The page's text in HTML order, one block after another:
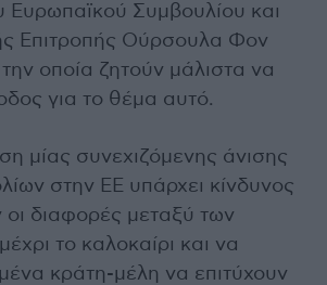
Ευρωπαϊκού Συμβουλίου και
Επιτροπής Ούρσουλα Φον
οποία ζητούν μάλιστα να
για το θέμα αυτό.
μίας συνεχιζόμενης άνισης
στην ΕΕ υπάρχει κίνδυνος
οι διαφορές μεταξύ των
το καλοκαίρι και να
κράτη-μέλη να επιτύχουν